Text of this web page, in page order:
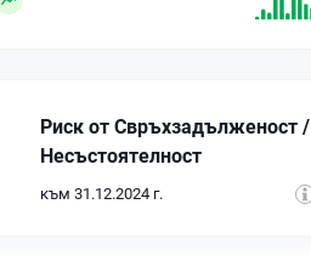
Риск от Свръхзадълженост /
Несъстоятелност
към 31.12.2024 г.